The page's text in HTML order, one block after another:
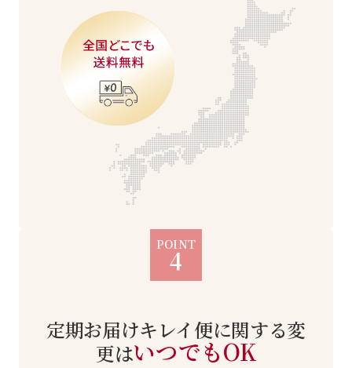
POINT
4
定期お届けキレイ便に関する変
更はいつでもOK